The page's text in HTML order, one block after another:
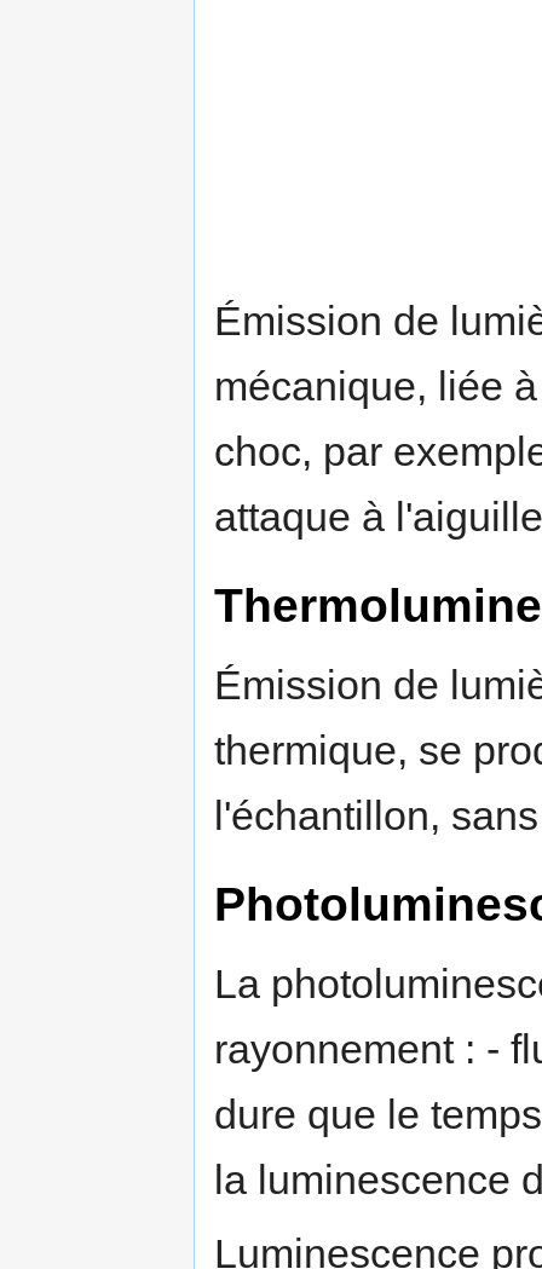
Émission de
mécanique, liée
choc, par
attaque à
Émission de
thermique, se
l'échantillon,
La
rayonnement : -
dure que le
la luminescence
Luminescence